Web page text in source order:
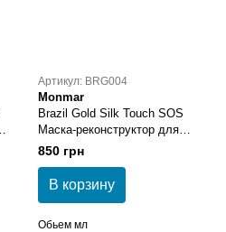
Артикул: BRG004
Monmar
Brazil Gold Silk Touch SOS
Маска-реконструктор для
восстановления волос 300 мл
850 грн
В корзину
Обьем мл